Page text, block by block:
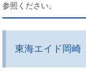
参照ください。
東海エイド岡崎